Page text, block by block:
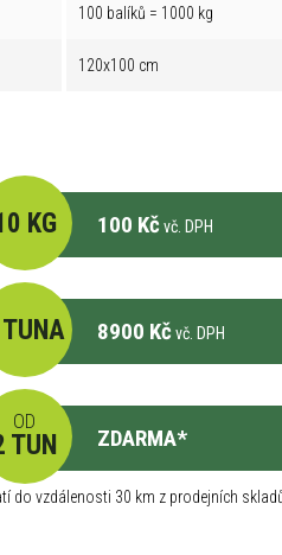
100 balíků = 1000 kg
120x100 cm
KG 100 Kč vč. DPH
8900 Kč vč. DPH
OD
TUN ZDARMA*
do vzdálenosti 30 km z prodejních